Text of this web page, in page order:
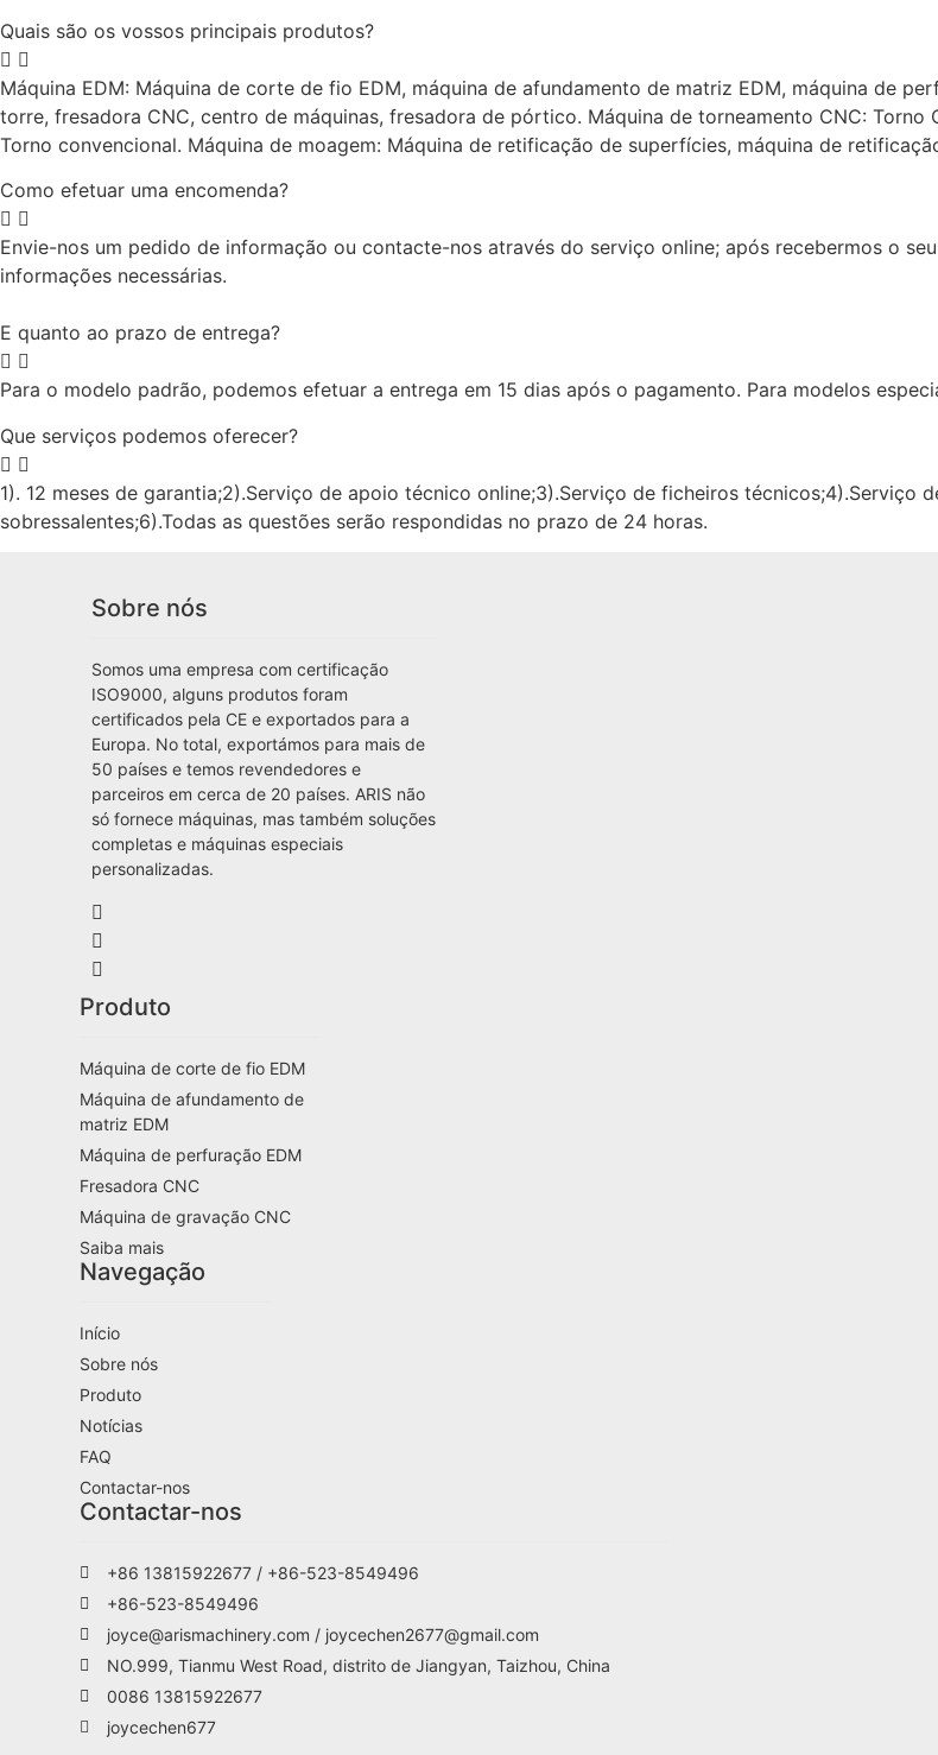
Quais são os vossos principais produtos?
Máquina EDM: Máquina de corte de fio EDM, máquina de afundamento de matriz EDM, máquina de
torre, fresadora CNC, centro de máquinas, fresadora de pórtico. Máquina de torneamento CNC:
Torno convencional. Máquina de moagem: Máquina de retificação de superfícies, máquina de
Como efetuar uma encomenda?
Envie-nos um pedido de informação ou contacte-nos através do serviço online; após recebermos o
informações necessárias.
E quanto ao prazo de entrega?
Para o modelo padrão, podemos efetuar a entrega em 15 dias após o pagamento. Para modelos
Que serviços podemos oferecer?
1). 12 meses de garantia;2).Serviço de apoio técnico online;3).Serviço de ficheiros
sobressalentes;6).Todas as questões serão respondidas no prazo de 24 horas.
Sobre nós
Somos uma empresa com certificação
ISO9000, alguns produtos foram
certificados pela CE e exportados para a
Europa. No total, exportámos para mais de
50 países e temos revendedores e
parceiros em cerca de 20 países. ARIS não
só fornece máquinas, mas também soluções
completas e máquinas especiais
personalizadas.
Produto
Máquina de corte de fio EDM
Máquina de afundamento de
matriz EDM
Máquina de perfuração EDM
Fresadora CNC
Máquina de gravação CNC
Saiba mais
Navegação
Início
Sobre nós
Produto
Notícias
FAQ
Contactar-nos
Contactar-nos
+86 13815922677 / +86-523-8549496
+86-523-8549496
joyce@arismachinery.com / joycechen2677@gmail.com
NO.999, Tianmu West Road, distrito de Jiangyan, Taizhou, China
0086 13815922677
joycechen677